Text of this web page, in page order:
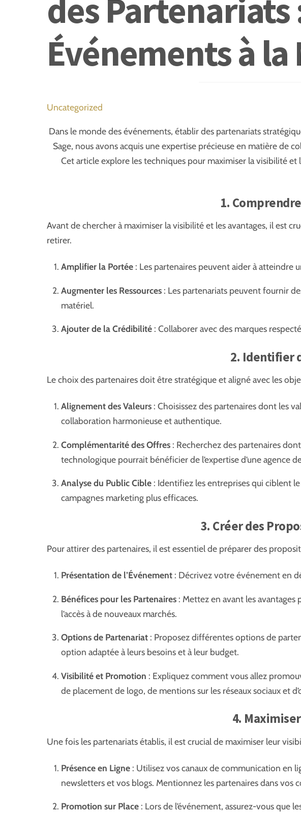
des Partenariats
Événements à la
Uncategorized
Dans le monde des événements, établir des partenariats
Sage, nous avons acquis une expertise précieuse en matière de
Cet article explore les techniques pour maximiser la visibilité
1.
Avant de chercher à maximiser la visibilité et les avantages, il est
retirer.
Amplifier la Portée : Les partenaires peuvent aider à atteindre
Augmenter les Ressources : Les partenariats peuvent fournir
matériel.
Ajouter de la Crédibilité : Collaborer avec des marques
2. Identifier
Le choix des partenaires doit être stratégique et aligné avec les
Alignement des Valeurs : Choisissez des partenaires dont les
collaboration harmonieuse et authentique.
Complémentarité des Offres : Recherchez des partenaires
technologique pourrait bénéficier de l’expertise d’une agence
Analyse du Public Cible : Identifiez les entreprises qui ciblent
campagnes marketing plus efficaces.
3. Créer des
Pour attirer des partenaires, il est essentiel de préparer des
Présentation de l’Événement : Décrivez votre événement en
Bénéfices pour les Partenaires : Mettez en avant les
l’accès à de nouveaux marchés.
Options de Partenariat : Proposez différentes options de
option adaptée à leurs besoins et à leur budget.
Visibilité et Promotion : Expliquez comment vous allez
de placement de logo, de mentions sur les réseaux sociaux et
4.
Une fois les partenariats établis, il est crucial de maximiser leur
Présence en Ligne : Utilisez vos canaux de communication en
newsletters et vos blogs. Mentionnez les partenaires dans vos
Promotion sur Place : Lors de l’événement, assurez-vous que